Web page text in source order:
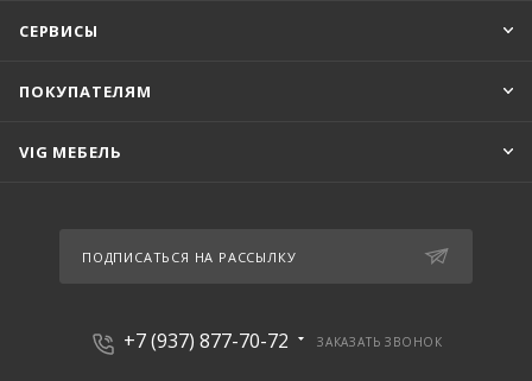
СЕРВИСЫ
ПОКУПАТЕЛЯМ
VIG МЕБЕЛЬ
ПОДПИСАТЬСЯ НА РАССЫЛКУ
+7 (937) 877-70-72 ЗАКАЗАТЬ ЗВОНОК